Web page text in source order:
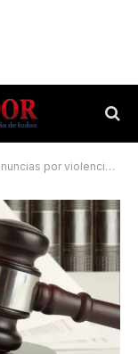
y reclamo de alimentos